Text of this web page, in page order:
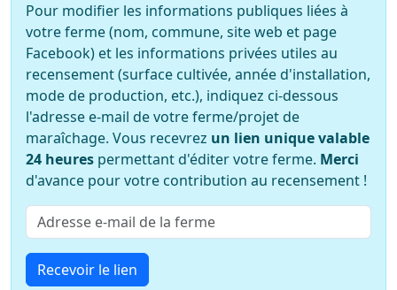
Pour modifier les informations publiques liées à
votre ferme (nom, commune, site web et page
Facebook) et les informations privées utiles au
recensement (surface cultivée, année d'installation,
mode de production, etc.), indiquez ci-dessous
l'adresse e-mail de votre ferme/projet de
maraîchage. Vous recevrez un lien unique valable
24 heures permettant d'éditer votre ferme. Merci
d'avance pour votre contribution au recensement !
Recevoir le lien